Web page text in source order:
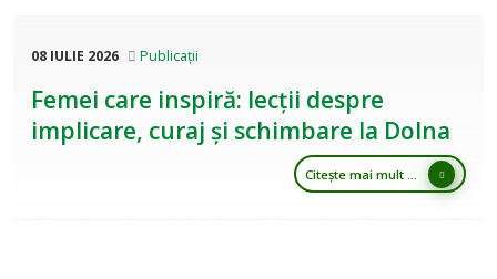
08 IULIE 2026 Publicații
Femei care inspiră: lecții despre
implicare, curaj și schimbare la Dolna
Citește mai mult ...